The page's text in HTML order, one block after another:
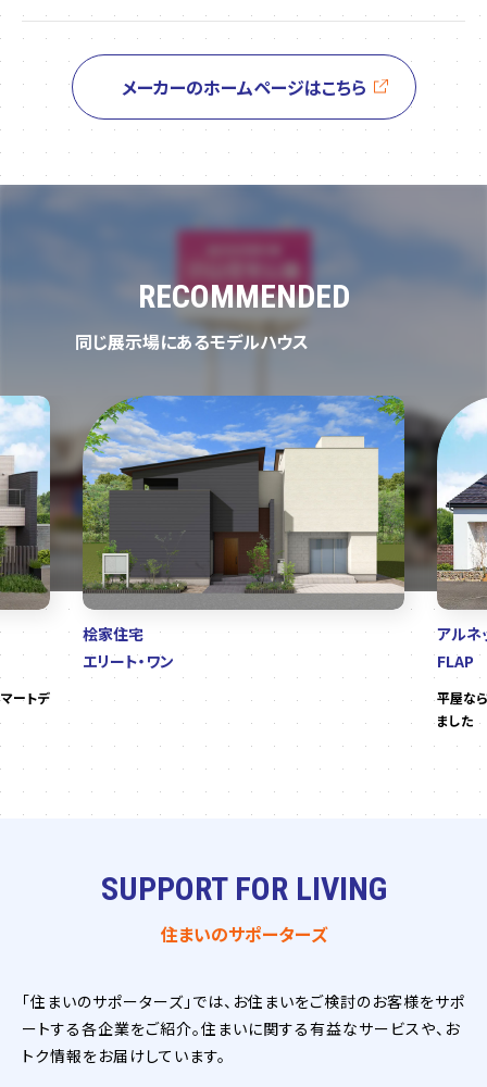
メーカーのホームページはこちら
RECOMMENDED
同じ展示場にあるモデルハウス
ートデ
桧家住宅
エリート・ワン
アルネ
FLAP
平屋な
ました
SUPPORT FOR LIVING
住まいのサポーターズ
「住まいのサポーターズ」では、お住まいをご検討のお客様をサポ
ートする各企業をご紹介。住まいに関する有益なサービスや、お
トク情報をお届けしています。